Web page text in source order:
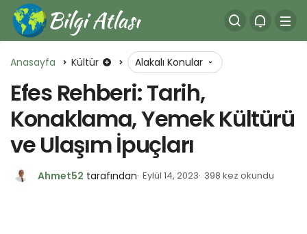
Anasayfa Kültür Alakalı Konular
Efes Rehberi: Tarih,
Konaklama, Yemek Kültürü
ve Ulaşım İpuçları
Ahmet52 tarafından Eylül 14, 2023 398 kez okundu